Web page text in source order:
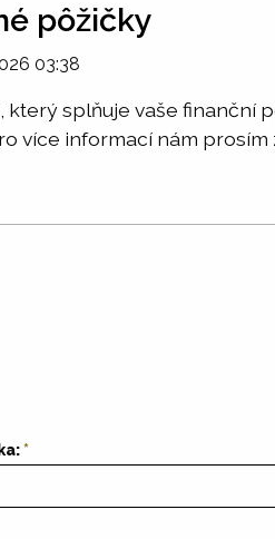
pôžičky
03:38
splňuje vaše finanční
více informací nám